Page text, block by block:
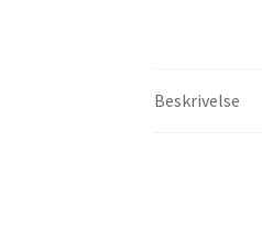
Beskrivelse